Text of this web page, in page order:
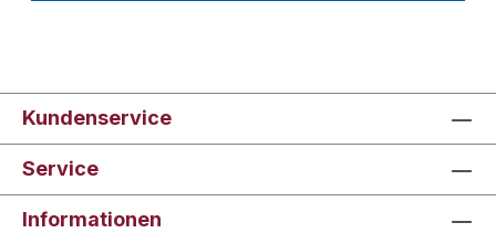
Kundenservice
Service
Informationen